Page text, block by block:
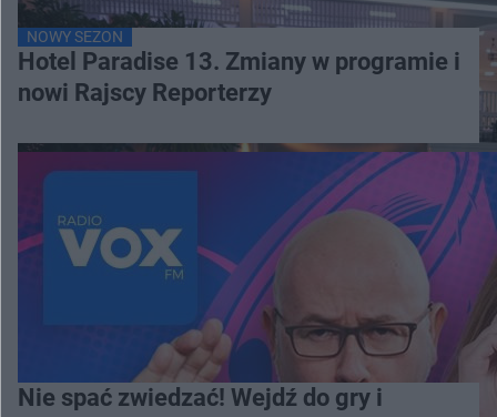
NOWY SEZON
Hotel Paradise 13. Zmiany w programie i
nowi Rajscy Reporterzy
Nie spać zwiedzać! Wejdź do gry i